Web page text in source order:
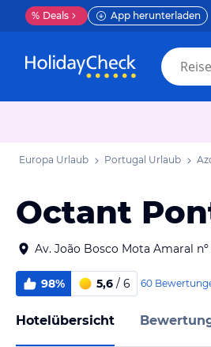
% Deals App herunterladen
Europa Urlaub Portugal Urlaub
Octant
Av. João Bosco Mota Amaral
98% 5,6 / 6 60
Hotelübersicht